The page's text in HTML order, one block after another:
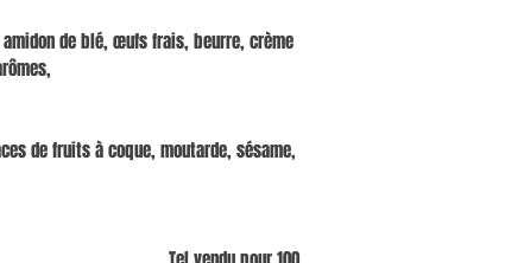
de blé, œufs frais, beurre, crème
de fruits à coque, moutarde, sésame,